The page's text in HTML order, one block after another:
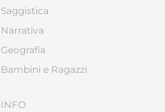
Saggistica
Narrativa
Geografia
Bambini e Ragazzi
INFO